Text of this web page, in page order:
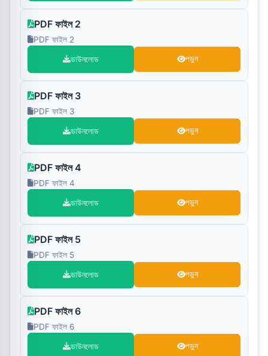
PDF ফাইল 2
PDF ফাইল 2
ডাউনলোড পড়ুন
PDF ফাইল 3
PDF ফাইল 3
ডাউনলোড পড়ুন
PDF ফাইল 4
PDF ফাইল 4
ডাউনলোড পড়ুন
PDF ফাইল 5
PDF ফাইল 5
ডাউনলোড পড়ুন
PDF ফাইল 6
PDF ফাইল 6
ডাউনলোড পড়ুন